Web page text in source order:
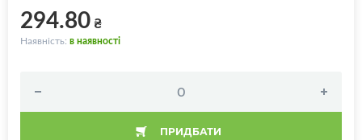
294.80₴
Наявність: в наявності
ПРИДБАТИ